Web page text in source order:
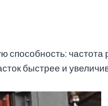
частота
быстрее и